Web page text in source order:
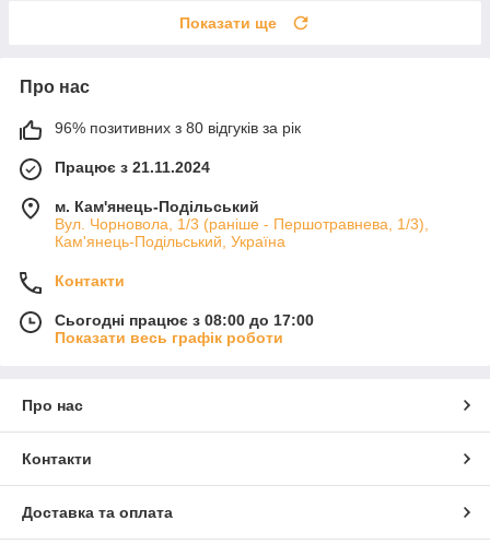
Показати ще
Про нас
96% позитивних з 80 відгуків за рік
Працює з 21.11.2024
м. Кам'янець-Подільський
Вул. Чорновола, 1/3 (раніше - Першотравнева, 1/3),
Кам'янець-Подільський, Україна
Контакти
Сьогодні працює з 08:00 до 17:00
Показати весь графік роботи
Про нас
Контакти
Доставка та оплата